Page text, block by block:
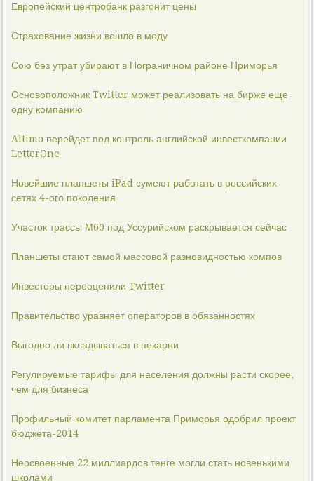
Европейский центробанк разгонит цены
Страхование жизни вошло в моду
Сою без утрат убирают в Пограничном районе Приморья
Основоположник Twitter может реализовать на бирже еще
одну компанию
Altimo перейдет под контроль английской инвесткомпании
LetterOne
Новейшие планшеты iPad сумеют работать в российских
сетях 4-ого поколения
Участок трассы М60 под Уссурийском раскрывается сейчас
Планшеты стают самой массовой разновидностью компов
Инвесторы переоценили Twitter
Правительство уравняет операторов в обязанностях
Выгодно ли вкладываться в пекарни
Регулируемые тарифы для населения должны расти скорее,
чем для бизнеса
Профильный комитет парламента Приморья одобрил проект
бюджета-2014
Неосвоенные 22 миллиардов тенге могли стать новенькими
школами